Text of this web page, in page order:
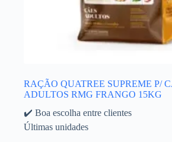
RAÇÃO QUATREE SUPREME P/
ADULTOS RMG FRANGO 15KG
✔️ Boa escolha entre clientes
Últimas unidades